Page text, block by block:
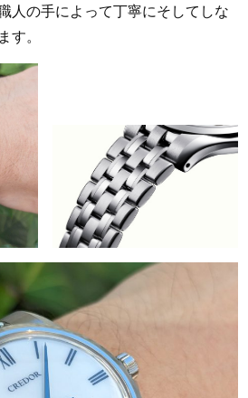
人の手によって丁寧にそしてしな
す。